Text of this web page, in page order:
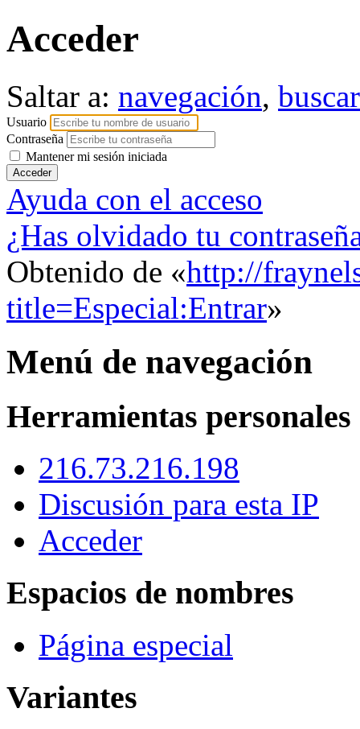
Acceder
Saltar a: navegación, buscar
Usuario
Contraseña
Mantener mi sesión iniciada
Ayuda con el acceso
¿Has olvidado tu
Obtenido de «http://
title=Especial:Entrar»
Menú de navegación
Herramientas personales
216.73.216.198
Discusión para esta IP
Acceder
Espacios de nombres
Página especial
Variantes